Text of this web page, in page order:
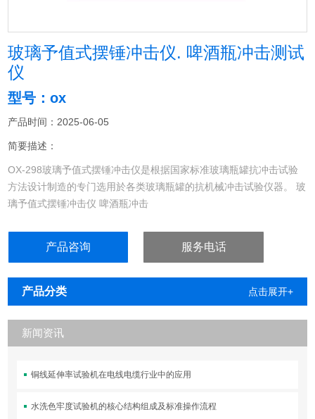
玻璃予值式摆锤冲击仪. 啤酒瓶冲击测试
仪
型号：ox
产品时间：2025-06-05
简要描述：
OX-298玻璃予值式摆锤冲击仪是根据国家标准玻璃瓶罐抗冲击试验
方法设计制造的专门选用於各类玻璃瓶罐的抗机械冲击试验仪器。 玻
璃予值式摆锤冲击仪 啤酒瓶冲击
产品咨询 服务电话
产品分类 点击展开+
新闻资讯
铜线延伸率试验机在电线电缆行业中的应用
水洗色牢度试验机的核心结构组成及标准操作流程